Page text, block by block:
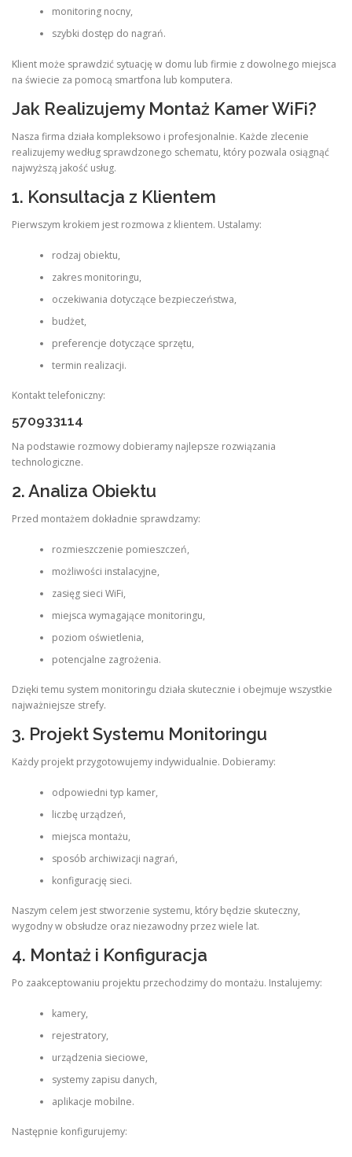
monitoring nocny,
szybki dostęp do nagrań.
Klient może sprawdzić sytuację w domu lub firmie z dowolnego miejsca
na świecie za pomocą smartfona lub komputera.
Jak Realizujemy Montaż Kamer WiFi?
Nasza firma działa kompleksowo i profesjonalnie. Każde zlecenie
realizujemy według sprawdzonego schematu, który pozwala osiągnąć
najwyższą jakość usług.
1. Konsultacja z Klientem
Pierwszym krokiem jest rozmowa z klientem. Ustalamy:
rodzaj obiektu,
zakres monitoringu,
oczekiwania dotyczące bezpieczeństwa,
budżet,
preferencje dotyczące sprzętu,
termin realizacji.
Kontakt telefoniczny:
570933114
Na podstawie rozmowy dobieramy najlepsze rozwiązania
technologiczne.
2. Analiza Obiektu
Przed montażem dokładnie sprawdzamy:
rozmieszczenie pomieszczeń,
możliwości instalacyjne,
zasięg sieci WiFi,
miejsca wymagające monitoringu,
poziom oświetlenia,
potencjalne zagrożenia.
Dzięki temu system monitoringu działa skutecznie i obejmuje wszystkie
najważniejsze strefy.
3. Projekt Systemu Monitoringu
Każdy projekt przygotowujemy indywidualnie. Dobieramy:
odpowiedni typ kamer,
liczbę urządzeń,
miejsca montażu,
sposób archiwizacji nagrań,
konfigurację sieci.
Naszym celem jest stworzenie systemu, który będzie skuteczny,
wygodny w obsłudze oraz niezawodny przez wiele lat.
4. Montaż i Konfiguracja
Po zaakceptowaniu projektu przechodzimy do montażu. Instalujemy:
kamery,
rejestratory,
urządzenia sieciowe,
systemy zapisu danych,
aplikacje mobilne.
Następnie konfigurujemy: